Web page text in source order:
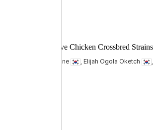
Six Korean Native Chicken Crossbred Strains
Randima Nawarathne , Elijah Ogola Oketch